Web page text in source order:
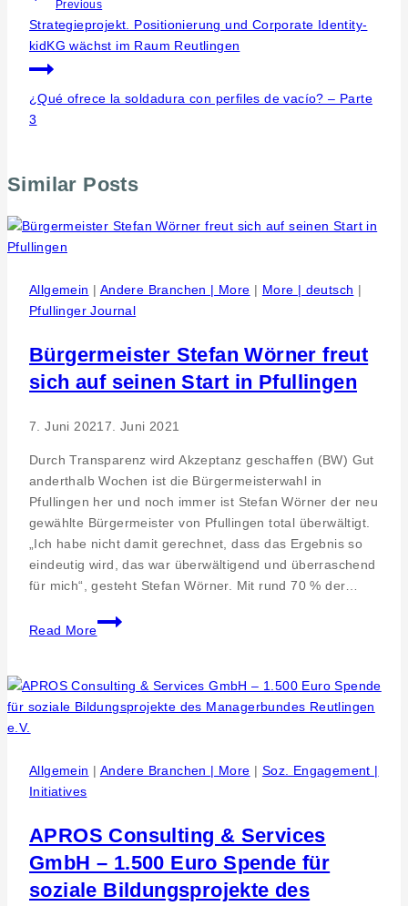
Previous
Strategieprojekt. Positionierung und Corporate Identity-
kidKG wächst im Raum Reutlingen
¿Qué ofrece la soldadura con perfiles de vacío? – Parte
3
Similar Posts
Allgemein | Andere Branchen | More | More | deutsch |
Pfullinger Journal
Bürgermeister Stefan Wörner freut
sich auf seinen Start in Pfullingen
7. Juni 2021 7. Juni 2021
Durch Transparenz wird Akzeptanz geschaffen (BW) Gut
anderthalb Wochen ist die Bürgermeisterwahl in
Pfullingen her und noch immer ist Stefan Wörner der neu
gewählte Bürgermeister von Pfullingen total überwältigt.
„Ich habe nicht damit gerechnet, dass das Ergebnis so
eindeutig wird, das war überwältigend und überraschend
für mich“, gesteht Stefan Wörner. Mit rund 70 % der…
Read More
Bürgermeister
Stefan
freut
sich
Start
Allgemein | Andere Branchen | More | Soz. Engagement |
Initiatives
APROS Consulting & Services
GmbH – 1.500 Euro Spende für
soziale Bildungsprojekte des